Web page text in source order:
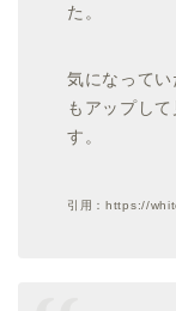
た。
気になって
もアップし
す。
引用：https://